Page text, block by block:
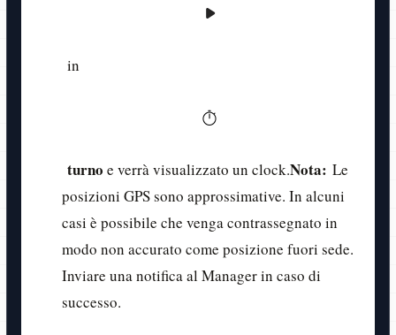
in
turno e verrà visualizzato un clock.Nota: Le
posizioni GPS sono approssimative. In alcuni
casi è possibile che venga contrassegnato in
modo non accurato come posizione fuori sede.
Inviare una notifica al Manager in caso di
successo.